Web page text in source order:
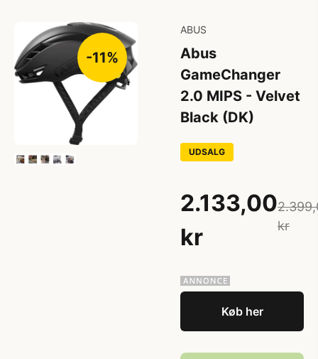
-11%
ABUS
Abus
GameChanger
2.0 MIPS - Velvet
Black (DK)
UDSALG
2.133,00
kr
kr
Køb her